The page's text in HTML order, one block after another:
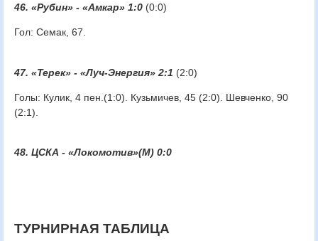
46. «Рубин» - «Амкар» 1:0 (0:0)
Гол: Семак, 67.
47. «Терек» - «Луч-Энергия» 2:1 (2:0)
Голы: Кулик, 4 пен.(1:0). Кузьмичев, 45 (2:0). Шевченко, 90
(2:1).
48. ЦСКА - «Локомотив»(М) 0:0
ТУРНИРНАЯ ТАБЛИЦА